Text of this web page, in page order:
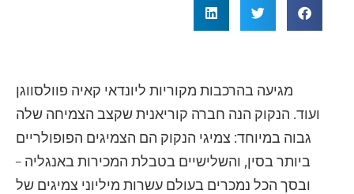
מגיעה בהרכבות מקוריות ליונדאי קאיה פוולסווגן
ועוד. הנקוק הנה חברה קוריאנית שקצב הצמיחה שלה
גבוה במיוחד: צמיגי הנקוק הם הצמיגים הפופולריים
ביותר בסין, והשלישיים בטבלת המכירות באנגליה –
ובסך הכל נמכרים בעולם עשרות מיליוני צמיגים של